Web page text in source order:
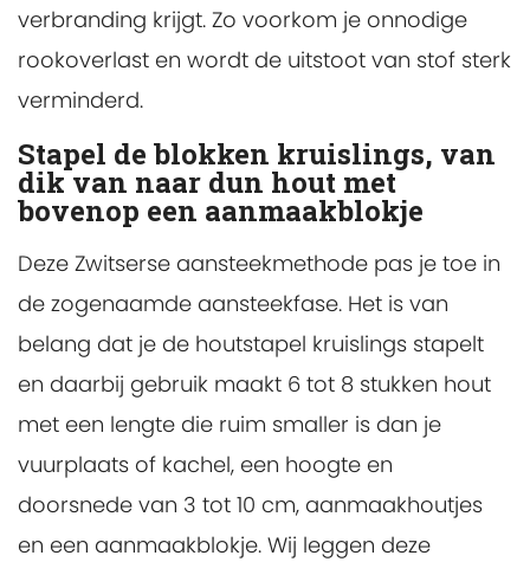
verbranding krijgt. Zo voorkom je onnodige
rookoverlast en wordt de uitstoot van stof sterk
verminderd.
Stapel de blokken kruislings, van
dik van naar dun hout met
bovenop een aanmaakblokje
Deze Zwitserse aansteekmethode pas je toe in
de zogenaamde aansteekfase. Het is van
belang dat je de houtstapel kruislings stapelt
en daarbij gebruik maakt 6 tot 8 stukken hout
met een lengte die ruim smaller is dan je
vuurplaats of kachel, een hoogte en
doorsnede van 3 tot 10 cm, aanmaakhoutjes
en een aanmaakblokje. Wij leggen deze